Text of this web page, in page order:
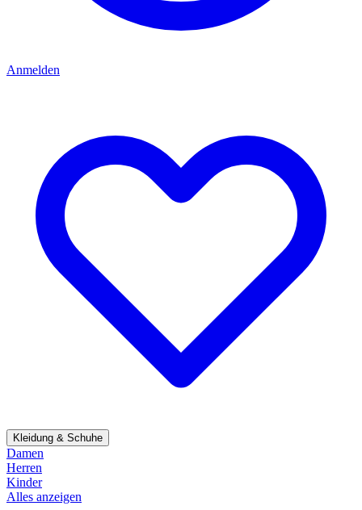
Anmelden
Kleidung & Schuhe
Damen
Herren
Kinder
Alles anzeigen